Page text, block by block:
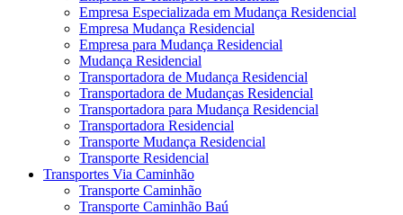
Empresa Especializada em Mudança Residencial
Empresa Mudança Residencial
Empresa para Mudança Residencial
Mudança Residencial
Transportadora de Mudança Residencial
Transportadora de Mudanças Residencial
Transportadora para Mudança Residencial
Transportadora Residencial
Transporte Mudança Residencial
Transporte Residencial
Transportes Via Caminhão
Transporte Caminhão
Transporte Caminhão Baú